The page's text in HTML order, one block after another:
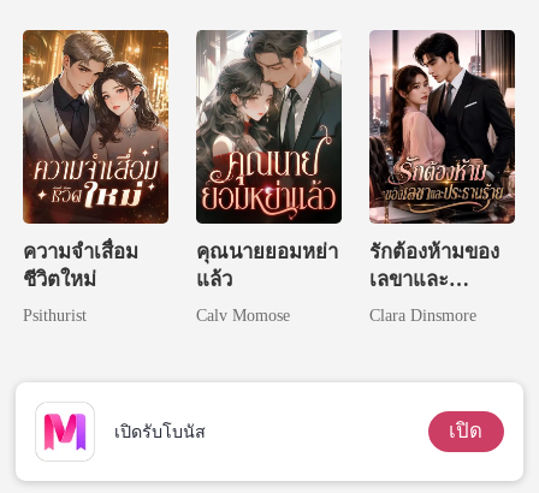
ความจำเสื่อม
ชีวิตใหม่
Psithurist
คุณนายยอมหย่า
แล้ว
Calv Momose
รักต้องห้ามของ
เลขาและ
ประธานร้าย
Clara Dinsmore
เปิดรับโบนัส เปิด